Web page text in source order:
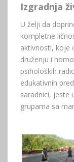
Izgradnja
U želji da
kompletne
aktivnosti, koje
druženju i
psiholoških
edukativnih
saradnici, jeste
grupama sa